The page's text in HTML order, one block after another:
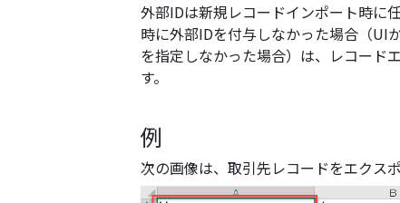
外部IDは新規レコードインポート時に
時に外部IDを付与しなかった場合（UI
を指定しなかった場合）は、レコード
す。
例
次の画像は、取引先レコードをエクス